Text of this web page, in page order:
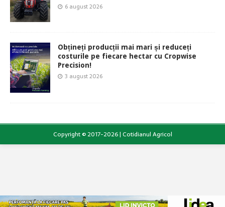
6 august 2026
Obțineți producții mai mari și reduceți
costurile pe fiecare hectar cu Cropwise
Precision!
3 august 2026
Copyright © 2017-2026 | Cotidianul Agricol